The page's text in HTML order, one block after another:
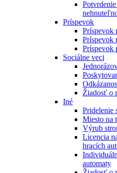
Príspevok
Príspevok
Príspevok
Príspevok
Sociálne veci
Žiadosť o
Iné
Pridelenie
Miesto na
Výrub
Licencia
hracích
automaty